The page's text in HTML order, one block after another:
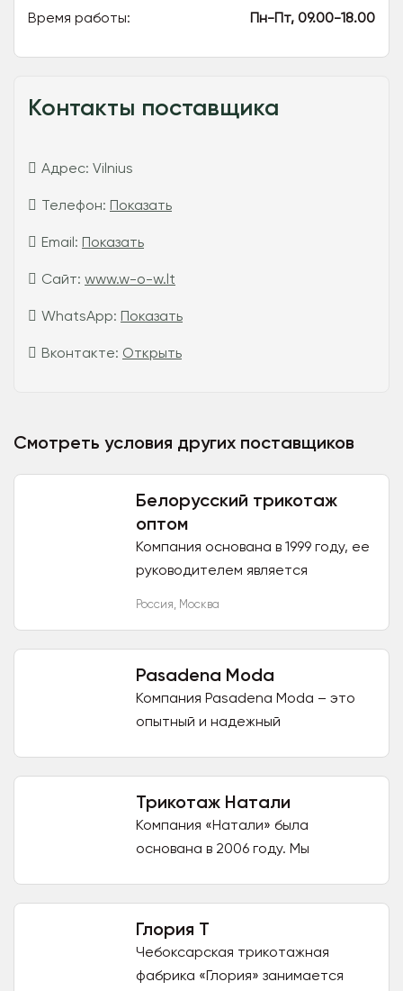
Время работы: Пн-Пт, 09.00-18.00
Контакты поставщика
Адрес: Vilnius
Телефон: Показать
Email: Показать
Сайт: www.w-o-w.lt
WhatsApp: Показать
Вконтакте: Открыть
Смотреть условия других поставщиков
Белорусский трикотаж
оптом
Компания основана в 1999 году, ее
руководителем является
Россия, Москва
Pasadena Moda
Компания Pasadena Moda – это
опытный и надежный
одежды с более чем 10 летним
опытом работы...
Трикотаж Натали
Компания «Натали» была
основана в 2006 году. Мы
огромное количество различных
моделей одежды...
Глория Т
Чебоксарская трикотажная
фабрика «Глория» занимается